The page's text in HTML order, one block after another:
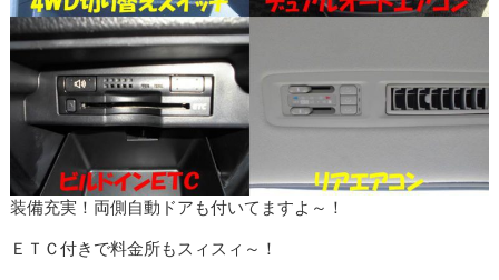
装備充実！両側自動ドアも付いてますよ～！
ＥＴＣ付きで料金所もスィスィ～！